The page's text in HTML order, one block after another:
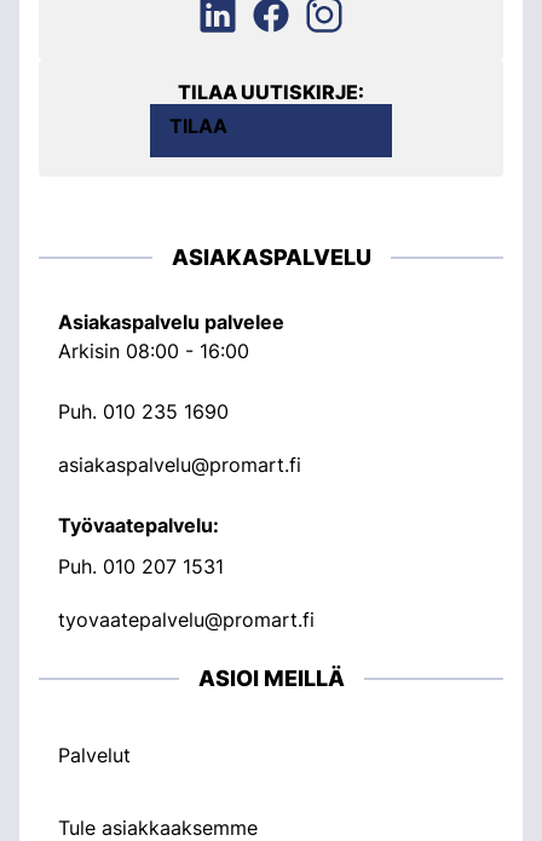
TILAA UUTISKIRJE:
TILAA
ASIAKASPALVELU
Asiakaspalvelu palvelee
Arkisin 08:00 - 16:00
Puh. 010 235 1690
asiakaspalvelu@promart.fi
Työvaatepalvelu:
Puh. 010 207 1531
tyovaatepalvelu@promart.fi
ASIOI MEILLÄ
Palvelut
Tule asiakkaaksemme